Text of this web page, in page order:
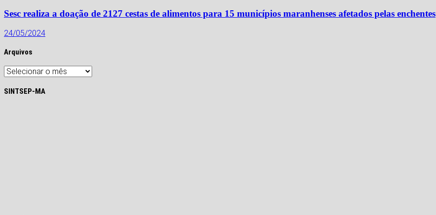
Sesc realiza a doação de 2127 cestas de alimentos para 15 municípios maranhenses afetados pelas enchentes
24/05/2024
Arquivos
Arquivos
SINTSEP-MA